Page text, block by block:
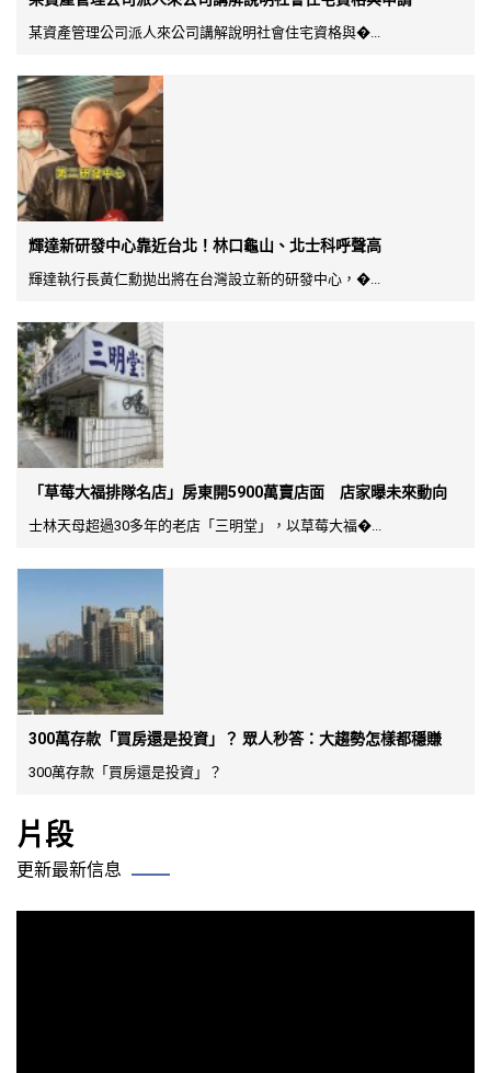
某資產管理公司派人來公司講解說明社會住宅資格與�...
輝達新研發中心靠近台北！林口龜山、北士科呼聲高
輝達執行長黃仁勳拋出將在台灣設立新的研發中心，�...
「草莓大福排隊名店」房東開5900萬賣店面 店家曝未來動向
士林天母超過30多年的老店「三明堂」，以草莓大福�...
300萬存款「買房還是投資」？ 眾人秒答：大趨勢怎樣都穩賺
300萬存款「買房還是投資」？
片段
更新最新信息